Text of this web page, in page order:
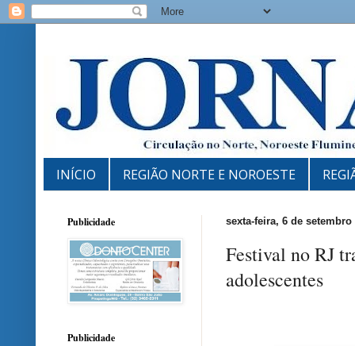
INÍCIO REGIÃO NORTE E NOROESTE
sexta-feira, 6 de setembro
Festival no RJ
adolescentes
Publicidade
Publicidade